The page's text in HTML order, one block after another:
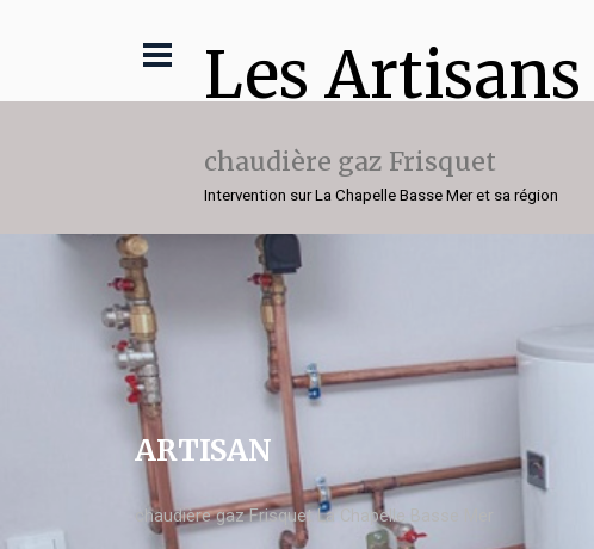
Les Artisans
chaudière gaz Frisquet
Intervention sur La Chapelle Basse Mer et sa région
ARTISAN
chaudière gaz Frisquet La Chapelle Basse Mer